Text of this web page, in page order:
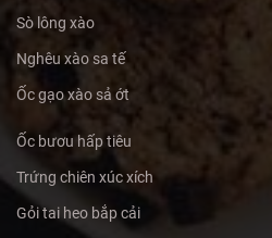
Sò lông xào
Nghêu xào sa tế
Ốc gạo xào sả ớt
Ốc bươu hấp tiêu
Trứng chiên xúc xích
Gỏi tai heo bắp cải